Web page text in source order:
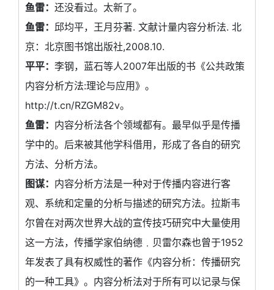
鱼雷： 还没看过。太新了。
鱼雷： 邱均平，王月芬著. 文献计量内容分析法. 北
京：北京图书馆出版社,2008.10.
平平： 李钢，蓝石等人2007年出版的书《公共政策
内容分析方法:理论与应用》。
http://t.cn/RZGM82v。
鱼雷： 内容分析法各个领域都有。最早似乎是传播
学中的。后来被其他学科借用，形成了各自的研究
方法、分析方法。
图谋： 内容分析方法是一种对于传播内容进行客
观、系统和定量的分析与描述的研究方法。拉斯韦
尔曾在对两次世界大战的宣传技巧研究中大量使用
这一方法，传播学家伯纳德﹒贝雷尔森也曾于1952
年发表了具有权威性的著作《内容分析：传播研究
的一种工具》。内容分析法对于所有可以记录与保